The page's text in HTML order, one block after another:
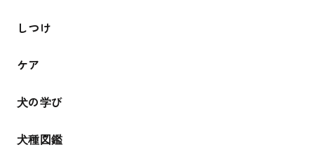
しつけ
ケア
犬の学び
犬種図鑑